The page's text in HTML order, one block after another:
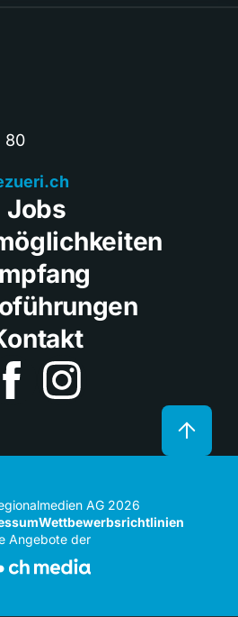
80
Jobs
AG 2026
Wettbewerbsrichtlinien
Angebote der